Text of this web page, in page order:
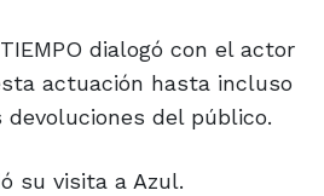
dialogó con el actor
actuación hasta incluso
devoluciones del público.
su visita a Azul.